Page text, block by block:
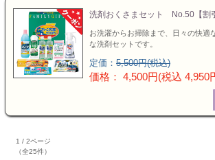
洗剤おくさまセット No.50【割
お洗濯からお掃除まで、日々の快適
な洗剤セットです。
定価： 5,500円(税込)
価格： 4,500円(税込 4,950
1 / 2ページ
（全25件）